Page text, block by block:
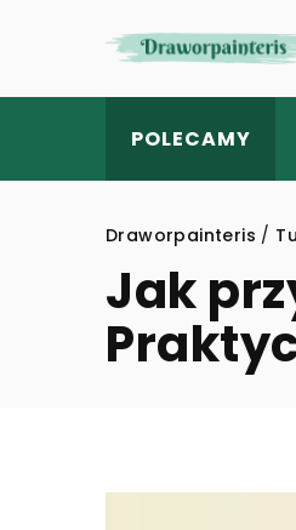
POLECAMY
Draworpainteris /
Jak